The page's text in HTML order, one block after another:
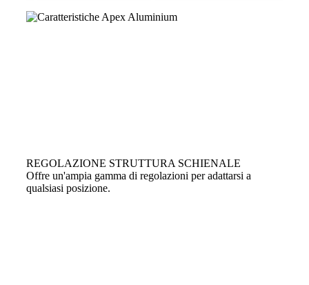
REGOLAZIONE STRUTTURA SCHIENALE
Offre un'ampia gamma di regolazioni per adattarsi a
qualsiasi posizione.